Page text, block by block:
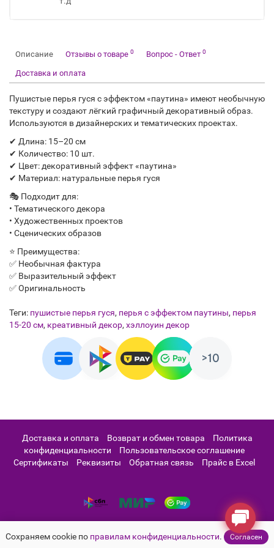
Описание Отзывы о товаре 0 Вопрос - Ответ 0
Доставка и оплата
Пушистые перья гуся с эффектом «паутина» имеют необычную
текстуру и создают лёгкий графичный декоративный образ.
Используются в дизайнерских и тематических проектах.
✔ Длина: 15–20 см
✔ Количество: 10 шт.
✔ Цвет: декоративный эффект «паутина»
✔ Материал: натуральные перья гуся
🎭 Подходит для:
• Тематического декора
• Художественных проектов
• Сценических образов
⭐ Преимущества:
✅ Необычная фактура
✅ Выразительный эффект
✅ Оригинальность
Теги: пушистые перья гуся, перья с эффектом паутины, перья
15-20 см, креативный декор, хэллоуин декор
Доставка и оплата Возврат и обмен товара
Политика
конфиденциальности
Пользовательское соглашение
Сертификаты
Реквизиты Обратная связь Прайс в Excel
Интернет-магазин "Pero.Club" ® Основан в 2011г.
Сохраняем cookie по правилам конфиденциальности. Согласен